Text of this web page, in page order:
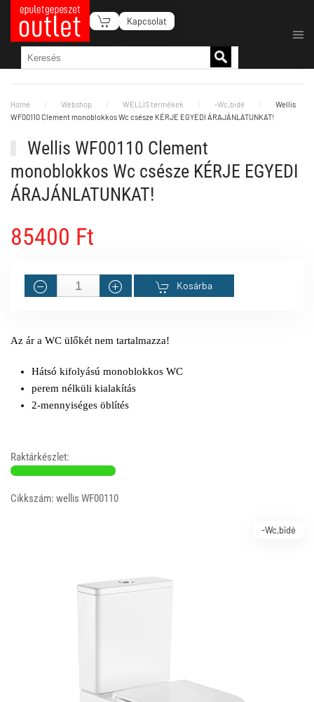
Fő tartalom átugrása
Kapcsolat
Home Webshop WELLIS termékek -Wc,bidé
Wellis
WF00110 Clement monoblokkos Wc csésze KÉRJE EGYEDI ÁRAJÁNLATUNKAT!
Wellis WF00110 Clement
monoblokkos Wc csésze KÉRJE EGYEDI
ÁRAJÁNLATUNKAT!
85400 Ft
Kosárba
Az ár a WC ülőkét nem tartalmazza!
Hátsó kifolyású monoblokkos WC
perem nélküli kialakítás
2-mennyiséges öblítés
Raktárkészlet:
Cikkszám: wellis WF00110
-Wc,bidé